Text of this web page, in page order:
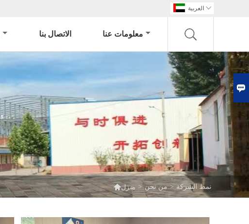

العربية 
الاتصال بنا معلومات عنا
منزل > من نحن > نمط الشركة